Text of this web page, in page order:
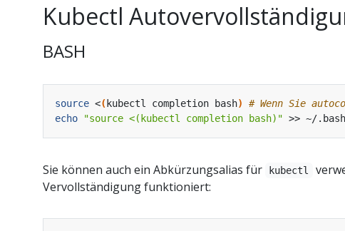
Kubectl
BASH
source <( kubectl completion bash)
# Wenn Sie
echo
"source <(kubectl completion bash)" >> ~/
Sie können auch ein Abkürzungsalias für kubectl
Vervollständigung funktioniert: